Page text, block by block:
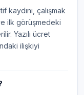
kaydını, çalışmak
ilk görüşmedeki
Yazılı ücret
ilişkiyi